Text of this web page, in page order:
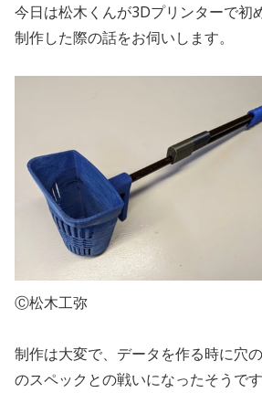
今日は松木くんが3Dプリンターで初
制作した際の話をお伺いします。
Ⓒ松木工弥
制作は大変で、データを作る時に穴
のスペックとの戦いになったそうです